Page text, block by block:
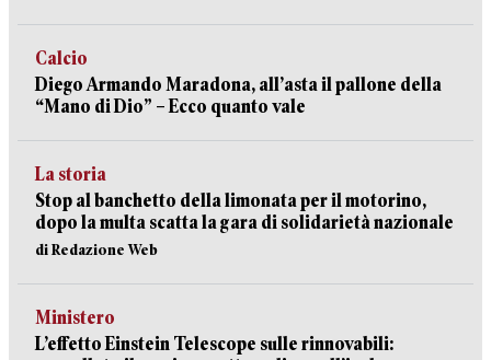
Calcio
Diego Armando Maradona, all’asta il pallone della
“Mano di Dio” – Ecco quanto vale
La storia
Stop al banchetto della limonata per il motorino,
dopo la multa scatta la gara di solidarietà nazionale
di Redazione Web
Ministero
L’effetto Einstein Telescope sulle rinnovabili: